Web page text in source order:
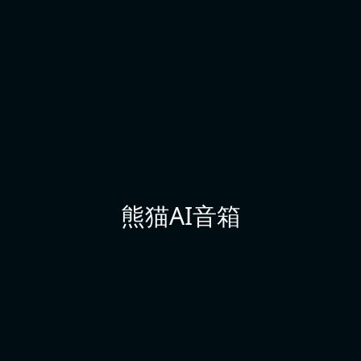
熊猫AI音箱